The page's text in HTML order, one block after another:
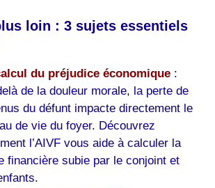
loin : 3 sujets essentiels
du préjudice économique:
de la douleur morale, la perte de
du défunt impacte directement le
de vie du foyer. Découvrez
l’AIVF vous aide à calculer la
financière subie par le conjoint et